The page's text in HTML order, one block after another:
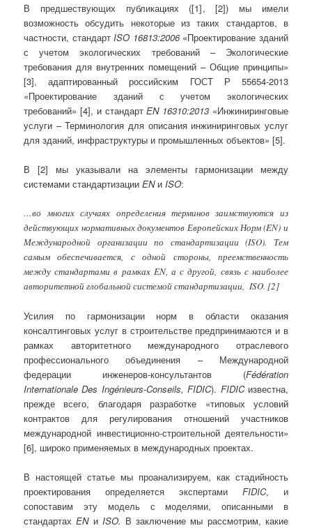
В предшествующих публикациях ([1], [2]) мы имели
возможность обсудить некоторые из таких стандартов, в
частности, стандарт ISO 16813:2006«Проектирование зданий
с учетом экологических требований – Экологические
требования для внутренних помещений – Общие принципы»
[3], адаптированный российским ГОСТ Р 55654-2013
«Проектирование зданий с учетом экологических
требований» [4], и стандартEN 16310:2013 «Инжиниринговые
услуги – Терминология для описания инжиниринговых услуг
для зданий, инфраструктуры и промышленных объектов» [5].
В [2] мы указывали на элементы гармонизации между
системами стандартизацииEN и ISO:
…во многих случаях определения терминов заимствуются из
действующих нормативных документов Европейских Норм (EN) и
Международной организации по стандартизации (ISO). Тем
самым обеспечивается, с одной стороны, преемственность
между стандартами в рамках EN, а с другой, связь с наиболее
авторитетной глобальной системой стандартизации, ISO. [2]
Усилия по гармонизации норм в области оказания
консалтинговых услуг в строительстве предпринимаются и в
рамках авторитетного международного отраслевого
профессионального объединения – Международной
федерации инженеров-консультантов (Fédération
Internationale Des Ingénieurs-Conseils,FIDIC). FIDICизвестна,
прежде всего, благодаря разработке «типовых условий
контрактов для регулирования отношений участников
международной инвестиционно-строительной деятельности»
[6], широко применяемых в международных проектах.
В настоящей статье мы проанализируем, как стадийность
проектирования определяется экспертами FIDIC, и
сопоставим эту модель с моделями, описанными в
стандартахENи ISO. В заключение мы рассмотрим, какие